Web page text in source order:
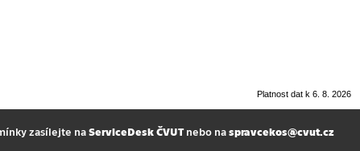
Platnost dat k 6. 8. 2026
zasílejte naServiceDesk ČVUTnebo naspravcekos@cvut.cz